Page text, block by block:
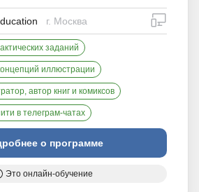
г. Москва
заданий
иллюстрации
автор книг и комиксов
в телеграм-чатах
о программе
Это онлайн-обучение